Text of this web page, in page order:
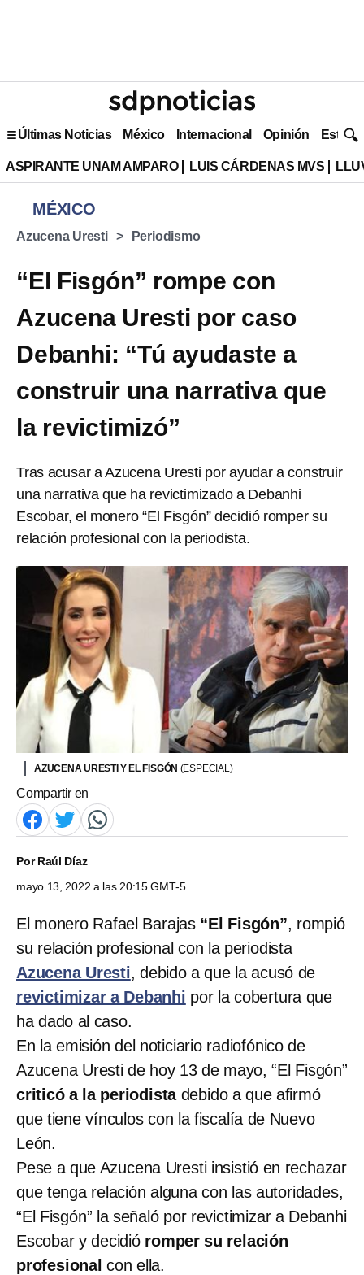
Últimas Noticias México Internacional Opinión Estilo
ASPIRANTE UNAM AMPARO LUIS CÁRDENAS MVS
MÉXICO
Azucena Uresti Periodismo
“El Fisgón” rompe con
Azucena Uresti por caso
Debanhi: “Tú ayudaste a
construir una narrativa que
la revictimizó”
Tras acusar a Azucena Uresti por ayudar a construir
una narrativa que ha revictimizado a Debanhi
Escobar, el monero “El Fisgón” decidió romper su
relación profesional con la periodista.
AZUCENA URESTI Y EL FISGÓN (ESPECIAL)
Compartir en
PorRaúl Díaz
mayo 13, 2022 a las 20:15 GMT-5
El monero Rafael Barajas “El Fisgón”, rompió
su relación profesional con la periodista
Azucena Uresti, debido a que la acusó de
revictimizar a Debanhi por la cobertura que
ha dado al caso.
En la emisión del noticiario radiofónico de
Azucena Uresti de hoy 13 de mayo, “El Fisgón”
criticó a la periodistadebido a que afirmó
que tiene vínculos con la fiscalía de Nuevo
León.
Pese a que Azucena Uresti insistió en rechazar
que tenga relación alguna con las autoridades,
“El Fisgón” la señaló por revictimizar a Debanhi
Escobar y decidió romper su relación
profesional con ella.